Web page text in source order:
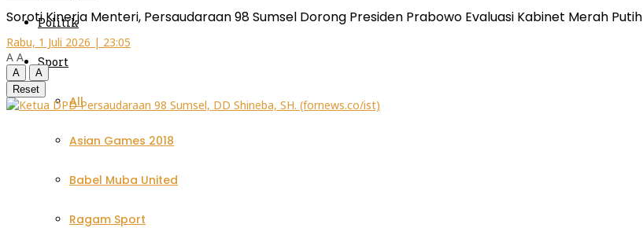
Politik
Sport
All
Asian Games 2018
Babel Muba United
Ragam Sport
Soroti Kinerja Menteri, Persaudaraan 98 Sumsel Dorong Presiden Prabowo Evaluasi Kabinet Merah Putih
Rabu, 1 Juli 2026 | 23:05
A A
A
A
Reset